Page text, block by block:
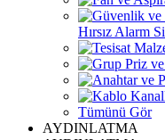
Hırsız Alarm
Tümünü Gör
AYDINLATMA